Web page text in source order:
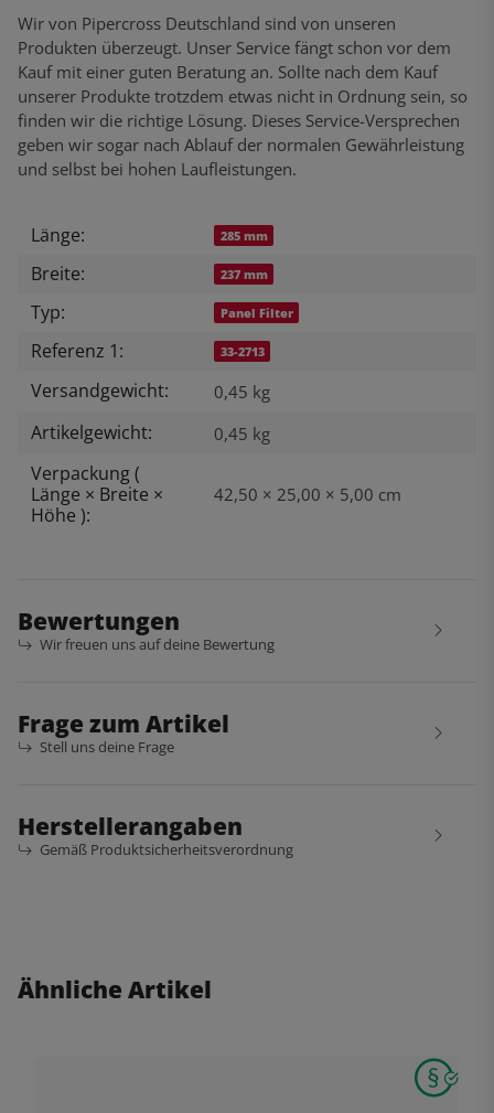
Wir von Pipercross Deutschland sind von unseren
Produkten überzeugt. Unser Service fängt schon vor dem
Kauf mit einer guten Beratung an. Sollte nach dem Kauf
unserer Produkte trotzdem etwas nicht in Ordnung sein, so
finden wir die richtige Lösung. Dieses Service-Versprechen
geben wir sogar nach Ablauf der normalen Gewährleistung
und selbst bei hohen Laufleistungen.
Produkteigenschaft
Wert
Länge: 285 mm
Breite: 237 mm
Typ: Panel Filter
Referenz 1: 33-2713
Versandgewicht: 0,45 kg
Artikelgewicht: 0,45 kg
Verpackung (
Länge × Breite ×
Höhe ):
42,50 × 25,00 × 5,00 cm
Bewertungen
Wir freuen uns auf deine Bewertung
Frage zum Artikel
Stell uns deine Frage
Herstellerangaben
Gemäß Produktsicherheitsverordnung
Ähnliche Artikel